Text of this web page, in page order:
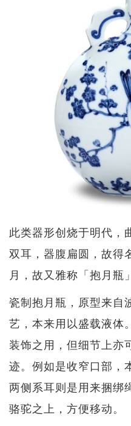
此类器形创烧于明代，
双耳，器腹扁圆，故得
月，故又雅称「抱月瓶
瓷制抱月瓶，原型来自
艺，本来用以盛载液体
装饰之用，但细节上亦
迹。例如是收窄口部，
两侧系耳则是用来捆绑
骆驼之上，方便移动。